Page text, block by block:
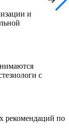
и
с
рекомендаций по